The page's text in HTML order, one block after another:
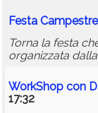
Festa
Torna la festa
organizzata
WorkShop con
17:32